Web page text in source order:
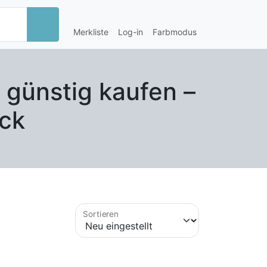
Merkliste Log-in Farbmodus
kaufen –
Sortieren